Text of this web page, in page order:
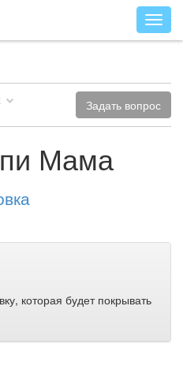
Задать вопрос
Мама
которая будет покрывать